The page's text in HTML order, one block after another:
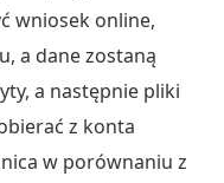
wniosek online,
a dane zostaną
a następnie pliki
z konta
w porównaniu z